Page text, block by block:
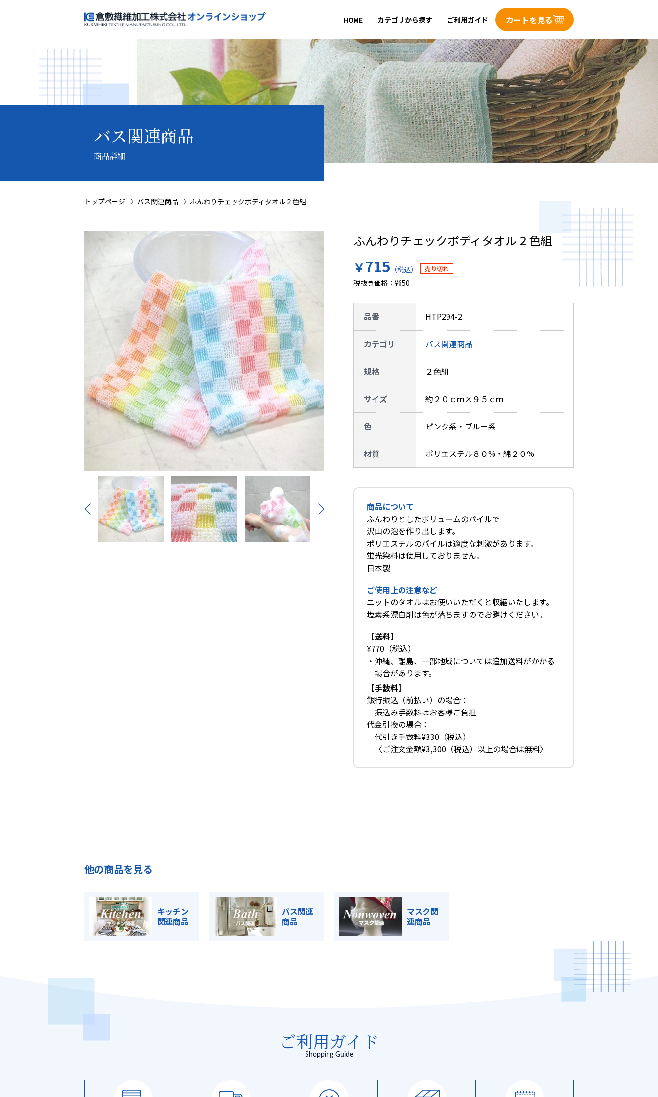
HOME カテゴリから探す ご利用ガイド カートを見る
バス関連商品
商品詳細
トップページ バス関連商品 ふんわりチェックボディタオル２色組
ふんわりチェックボディタオル２色組
￥715 （税込）
税抜き価格：¥650
品番 HTP294-2
カテゴリ バス関連商品
規格 ２色組
サイズ 約２０ｃｍ×９５ｃｍ
色 ピンク系・ブルー系
材質 ポリエステル８０%・綿２０％
商品について
ふんわりとしたボリュームのパイルで
沢山の泡を作り出します。
ポリエステルのパイルは適度な刺激があります。
蛍光染料は使用しておりません。
日本製
ご使用上の注意など
ニットのタオルはお使いいただくと収縮いたします。
塩素系漂白剤は色が落ちますのでお避けください。
【送料】
¥770（税込）
・沖縄、離島、一部地域については追加送料がかかる
場合があります。
【手数料】
銀行振込（前払い）の場合：
振込み手数料はお客様ご負担
代金引換の場合：
代引き手数料¥330（税込）
〈ご注文金額¥3,300（税込）以上の場合は無料〉
他の商品を見る
キッチン
関連商品
バス関連
商品
マスク関
連商品
ご利用ガイド
Shopping Guide